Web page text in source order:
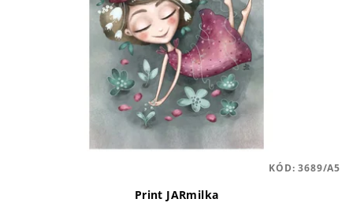
Print JARmilka
KÓD:3689/A5